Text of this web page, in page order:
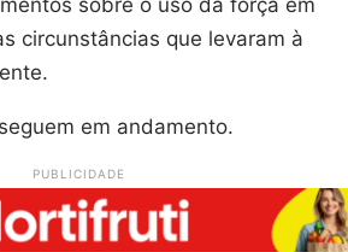
sobre o uso da força em
circunstâncias que levaram à
em andamento.
PUBLICIDADE